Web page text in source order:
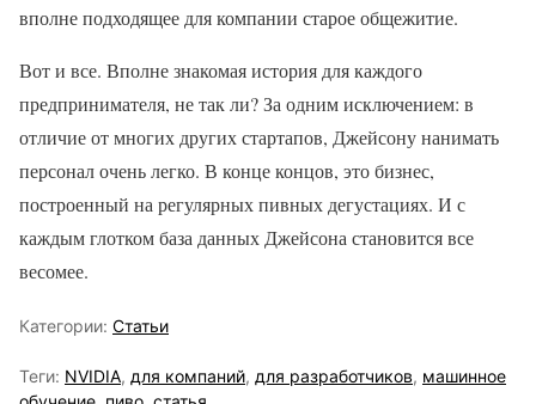
вполне подходящее для компании старое общежитие.
Вот и все. Вполне знакомая история для каждого
предпринимателя, не так ли? За одним исключением: в
отличие от многих других стартапов, Джейсону нанимать
персонал очень легко. В конце концов, это бизнес,
построенный на регулярных пивных дегустациях. И с
каждым глотком база данных Джейсона становится все
весомее.
Категории: Статьи
Теги: NVIDIA, для компаний, для разработчиков, машинное